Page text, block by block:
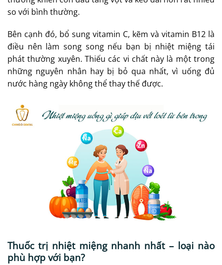
so với bình thường.
Bên cạnh đó, bổ sung vitamin C, kẽm và vitamin B12 là
điều nên làm song song nếu bạn bị nhiệt miệng tái
phát thường xuyên. Thiếu các vi chất này là một trong
những nguyên nhân hay bị bỏ qua nhất, vì uống đủ
nước hàng ngày không thể thay thế được.
Thuốc trị nhiệt miệng nhanh nhất – loại nào
phù hợp với bạn?